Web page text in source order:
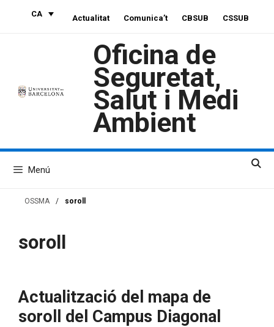
CA Actualitat Comunica’t CBSUB CSSUB
Oficina de
Seguretat,
Salut i Medi
Ambient
Menú
OSSMA / soroll
soroll
Actualització del mapa de
soroll del Campus Diagonal